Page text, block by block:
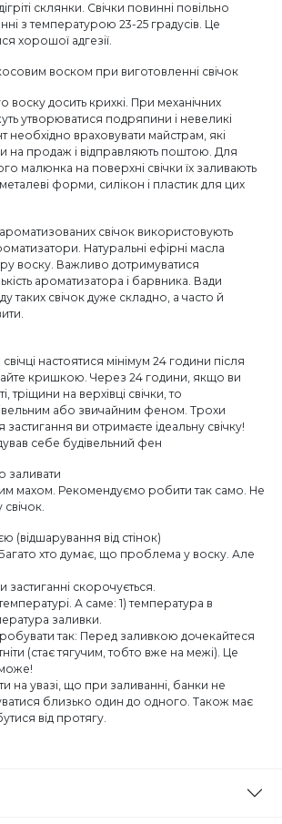
склянки. Свічки повинні повільно
з температурою 23-25 градусів. Це
хорошої адгезії.
воском при виготовленні свічок
воску досить крихкі. При механічних
утворюватися подряпини і невеликі
необхідно враховувати майстрам, які
на продаж і відправляють поштою. Для
малюнка на поверхні свічки їх заливають
форми, силікон і пластик для цих
свічок використовують
Натуральні ефірні масла
воску. Важливо дотримуватися
ароматизатора і барвника. Вади
таких свічок дуже складно, а часто й
настоятися мінімум 24 години після
кришкою. Через 24 години, якщо ви
тріщини на верхівці свічки, то
або звичайним феном. Трохи
застигання ви отримаєте ідеальну свічку!
себе будівельний фен
заливати
махом. Рекомендуємо робити так само. Не
(відшарування від стінок)
хто думає, що проблема у воску. Але
застиганні скорочується.
А саме: 1) температура в
заливки.
так: Перед заливкою дочекайтеся
(стає тягучим, тобто вже на межі). Це
на увазі, що при заливанні, банки не
близько один до одного. Також має
від протягу.